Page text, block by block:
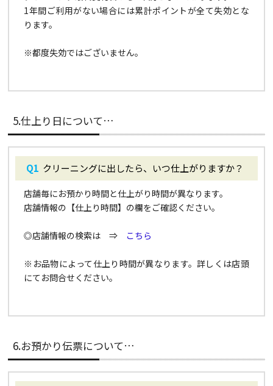
1年間ご利用がない場合には累計ポイントが全て失効とな
ります。
※都度失効ではございません。
5.仕上り日について…
クリーニングに出したら、いつ仕上がりますか？
店舗毎にお預かり時間と仕上がり時間が異なります。
店舗情報の【仕上り時間】の欄をご確認ください。
◎店舗情報の検索は ⇒ こちら
※お品物によって仕上り時間が異なります。詳しくは店頭
にてお問合せください。
6.お預かり伝票について…